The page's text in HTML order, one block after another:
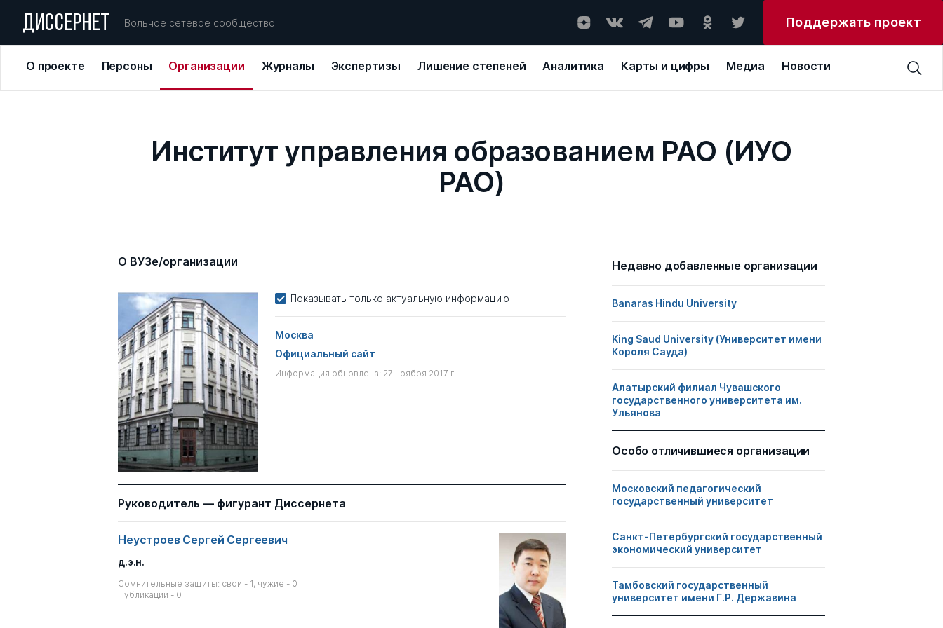
ДИССЕРНЕТ Вольное сетевое сообщество Поддержать проект
О проекте Персоны Организации Журналы Экспертизы Лишение степеней Аналитика Карты и цифры Медиа Новости
Институт управления образованием РАО (ИУО
РАО)
О ВУЗе/организации
Показывать только актуальную информацию
Москва
Официальный сайт
Информация обновлена: 27 ноября 2017 г.
Руководитель — фигурант Диссернета
Неустроев Сергей Сергеевич
д.э.н.
Сомнительные защиты: свои - 1, чужие - 0
Публикации - 0
Недавно добавленные организации
Banaras Hindu University
King Saud University (Университет имени
Короля Сауда)
Алатырский филиал Чувашского
государственного университета им.
Ульянова
Особо отличившиеся организации
Московский педагогический
государственный университет
Санкт-Петербургский государственный
экономический университет
Тамбовский государственный
университет имени Г.Р. Державина